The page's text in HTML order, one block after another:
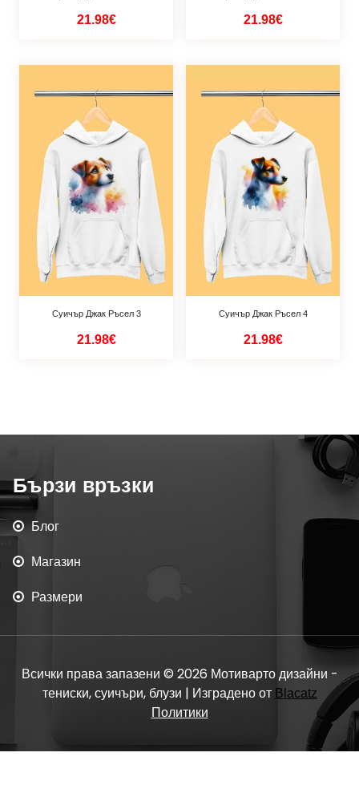
21.98€ 21.98€
Суичър Джак Ръсел 3
21.98€
Суичър Джак Ръсел 4
21.98€
Бързи връзки
Блог
Магазин
Размери
Всички права запазени © 2026 Мотиварто дизайни -
тениски, суичъри, блузи | Изградено от Blacatz
Политики